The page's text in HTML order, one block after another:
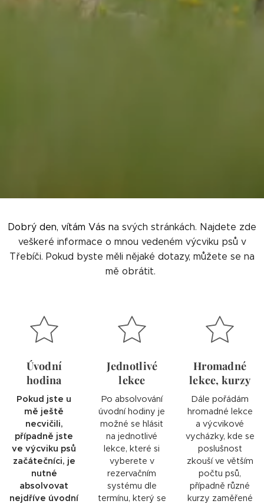
Dobrý den, vítám Vás na svých stránkách. Najdete zde
veškeré informace o mnou vedeném výcviku psů v
Třebíči. Pokud byste měli nějaké dotazy, můžete se na
mě obrátit.
Úvodní
hodina
Pokud jste u
mě ještě
necvičili,
případně jste
ve výcviku psů
začátečníci, je
nutné
absolvovat
nejdříve úvodní
Jednotlivé
lekce
Po absolvování
úvodní hodiny je
možné se hlásit
na jednotlivé
lekce, které si
vyberete v
rezervačním
systému dle
termínu, který se
Hromadné
lekce, kurzy
Dále pořádám
hromadné lekce
a výcvikové
vycházky, kde se
poslušnost
zkouší ve větším
počtu psů,
případně různé
kurzy zaměřené